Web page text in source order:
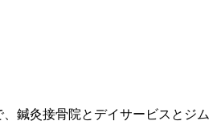
鍼灸接骨院とデイサービスとジム